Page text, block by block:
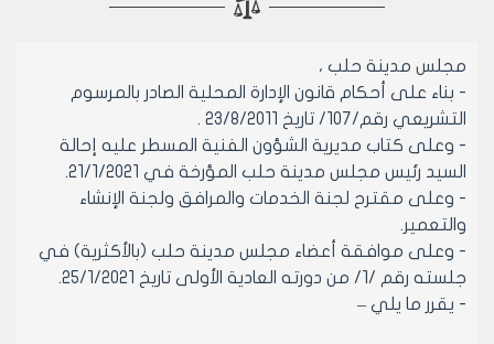
مجلس مدينة حلب ،
- بناء على أحكام قانون الإدارة المحلية الصادر بالمرسوم
التشريعي رقم/107/ تاريخ 23/8/2011 .
- وعلى كتاب مديرية الشؤون الفنية المسطر عليه إحالة
السيد رئيس مجلس مدينة حلب المؤرخة في 21/1/2021.
- وعلى مقترح لجنة الخدمات والمرافق ولجنة الإنشاء
والتعمير.
- وعلى موافقة أعضاء مجلس مدينة حلب (بالأكثرية) في
جلسته رقم /1/ من دورته العادية الأولى تاريخ 25/1/2021.
- يقرر ما يلي –